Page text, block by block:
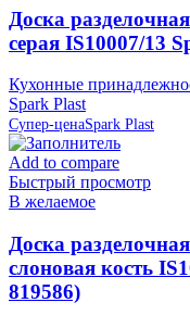
Доска
серая IS10007/13
Кухонные
Spark Plast
Супер-ценаSpark Plast
Add to compare
Быстрый просмотр
В желаемое
Доска
слоновая кость
819586)